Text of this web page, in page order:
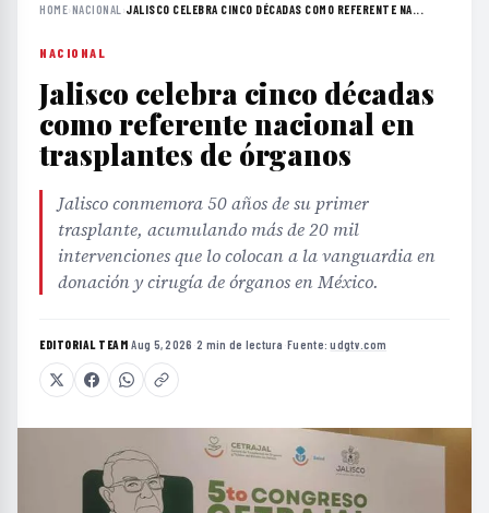
HOME›NACIONAL ›JALISCO CELEBRA CINCO DÉCADAS COMO REFERENTE NA...
NACIONAL
Jalisco celebra cinco décadas
como referente nacional en
trasplantes de órganos
Jalisco conmemora 50 años de su primer
trasplante, acumulando más de 20 mil
intervenciones que lo colocan a la vanguardia en
donación y cirugía de órganos en México.
EDITORIAL TEAM·Aug 5, 2026 ·2 min de lectura ·Fuente:udgtv.com